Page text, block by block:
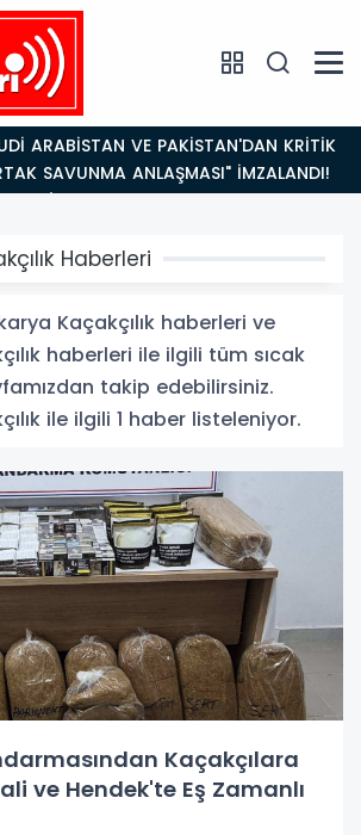
SAVUNMA ANLAŞMASI" İMZALANDI!
Haberleri
Kaçakçılık haberleri ve
haberleri ile ilgili tüm sıcak
takip edebilirsiniz.
ile ilgili 1 haber listeleniyor.
Kaçakçılara
ve Hendek'te Eş Zamanlı